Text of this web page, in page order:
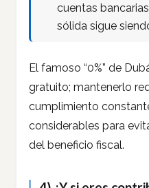
cuentas
sólida sigue
El famoso “0%” de
gratuito; mantenerlo
cumplimiento
considerables para
del beneficio fiscal.